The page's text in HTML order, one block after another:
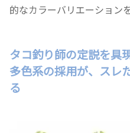
的なカラーバリエーション
タコ釣り師の定説を具
多色系の採用が、スレ
る